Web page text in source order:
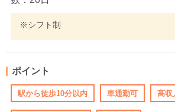
※シフト制
ポイント
駅から徒歩10分以内 車通勤可 高収